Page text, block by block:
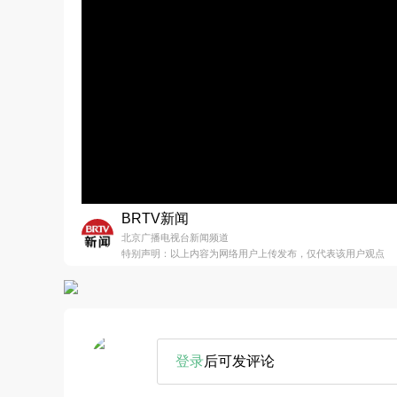
BRTV新闻
北京广播电视台新闻频道
特别声明：以上内容为网络用户上传发布，仅代表该用户观点
登录后可发评论